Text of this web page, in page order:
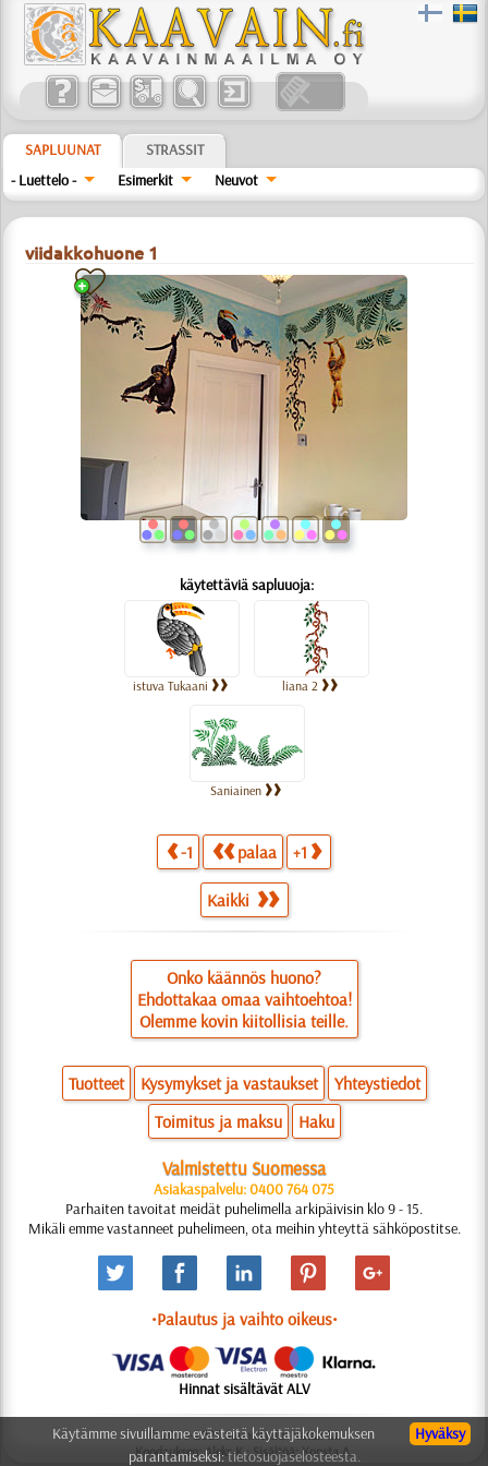
SAPLUUNAT
STRASSIT
- Luettelo -
Esimerkit Neuvot
viidakkohuone 1
käytettäviä sapluuoja:
istuva Tukaani liana 2
Saniainen
-1 palaa +1
Kaikki
Onko käännös huono?
Ehdottakaa omaa vaihtoehtoa!
Olemme kovin kiitollisia teille.
Tuotteet Kysymykset ja vastaukset
Yhteystiedot
Toimitus ja maksu
Haku
Valmistettu Suomessa
Asiakaspalvelu: 0400 764 075
Parhaiten tavoitat meidät puhelimella arkipäivisin klo 9 - 15.
Mikäli emme vastanneet puhelimeen, ota meihin yhteyttä sähköpostitse.
•Palautus ja vaihto oikeus•
Hinnat sisältävät ALV
© 2006-2025 Suunnittelu: Natali M.
Koodauksen: Aleks K.; Sisältöä: Konsta A.
Hyväksy
Käytämme sivuillamme evästeitä käyttäjäkokemuksen
parantamiseksi:tietosuojaselosteesta.